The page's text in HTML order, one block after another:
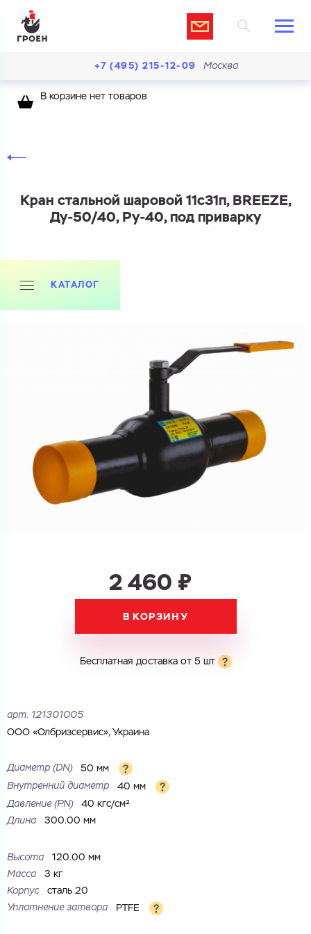
Купить как физ. лицо
Купить как юр. лицо
Электронная почта
Комментарий
Cоглашаюсь на обработкуперсональных данных
ОТПРАВИТЬ
Перечислите товары, которые вас интересуют
и укажите какую информацию вы хотите по ним
получить. Мы свяжемся с вами в ближайшее время.
Запросить Счёт
Номер телефона
ЗАГРУЗИТЬ
Файл с реквизитами огранизации (любой формат, макс. 20
МБ)
Cоглашаюсь на обработку
+7 (495) 215-12-09 Москва
В корзине нет товаров
Кран стальной шаровой 11с31п, BREEZE,
Ду-50/40, Ру-40, под приварку
КАТАЛОГ
2 460 ₽
В КОРЗИНУ
Бесплатная доставка от 5 шт
арт. 121301005
ООО «Олбризсервис», Украина
Диаметр (DN)
50 мм
Внутренний диаметр
40 мм
Давление (РN)
40 кгс/см²
Длина
300.00 мм
Высота
120.00 мм
Масса
3 кг
Корпус
сталь 20
Уплотнение затвора
PTFE